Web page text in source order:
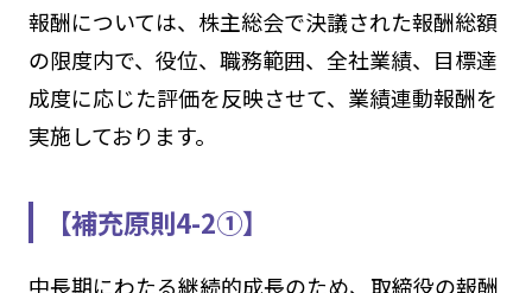
報酬については、株主総会で決議された報酬総額
の限度内で、役位、職務範囲、全社業績、目標達
成度に応じた評価を反映させて、業績連動報酬を
実施しております。
【補充原則4-2①】
中長期にわたる継続的成長のため、取締役の報酬